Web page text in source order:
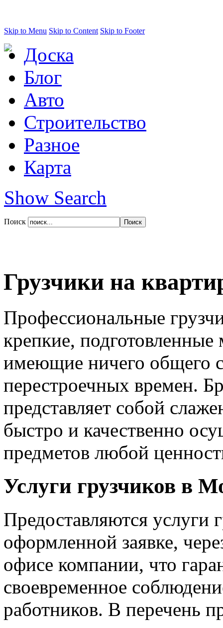
Skip to Menu Skip to Content Skip to Footer
Доска
Блог
Авто
Строительство
Разное
Карта
Show Search
Поиск
Грузчики на
Профессиональные
крепкие,
имеющие ничего общего
перестроечных времен.
представляет собой
быстро и качественно
предметов любой
Услуги грузчиков в
Предоставляются услуги
оформленной заявке,
офисе компании, что
своевременное
работников. В перечень